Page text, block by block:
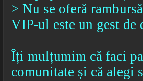
> Nu se oferă
VIP-ul este un gest de
Îți mulțumim că faci
comunitate și că alegi